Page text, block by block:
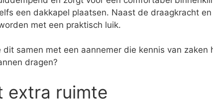
een dakkapel plaatsen. Naast de draagkracht
met een praktisch luik.
samen met een aannemer die kennis van
dragen?
extra ruimte